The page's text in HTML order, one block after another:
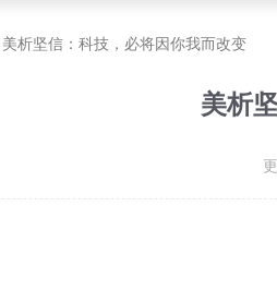
美析坚信：科技，必将因你我而改变
美析